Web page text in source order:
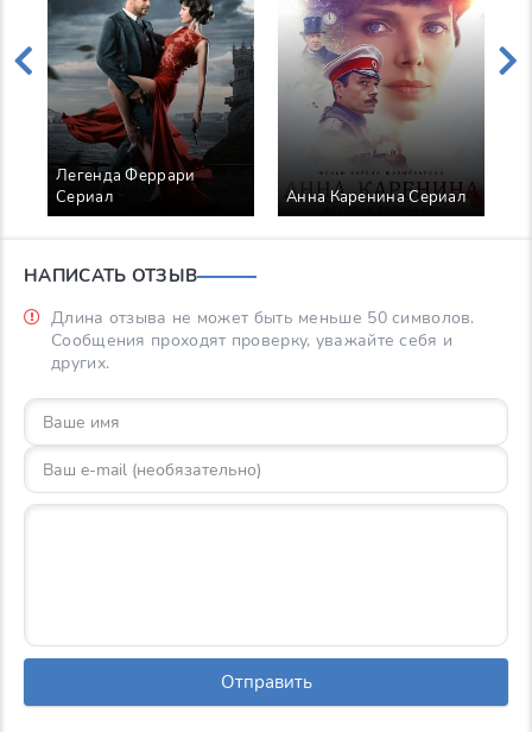
Легенда Феррари
Сериал
Анна Каренина Сериал
НАПИСАТЬ ОТЗЫВ
Длина отзыва не может быть меньше 50 символов.
Сообщения проходят проверку, уважайте себя и
других.
Отправить